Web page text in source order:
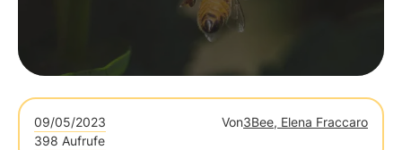
09/05/2023 Von3Bee, Elena Fraccaro
398 Aufrufe